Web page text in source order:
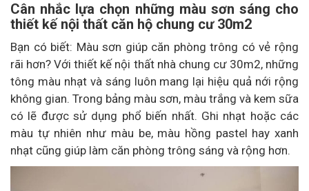
Cân nhắc lựa chọn những màu sơn sáng cho
thiết kế nội thất căn hộ chung cư 30m2
Bạn có biết: Màu sơn giúp căn phòng trông có vẻ rộng
rãi hơn? Với thiết kế nội thất nhà chung cư 30m2, những
tông màu nhạt và sáng luôn mang lại hiệu quả nới rộng
không gian. Trong bảng màu sơn, màu trắng và kem sữa
có lẽ được sử dụng phổ biến nhất. Ghi nhạt hoặc các
màu tự nhiên như màu be, màu hồng pastel hay xanh
nhạt cũng giúp làm căn phòng trông sáng và rộng hơn.